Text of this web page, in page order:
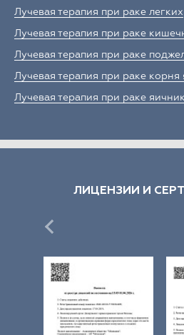
Лучевая терапия при раке легких
Лучевая терапия при раке
Лучевая терапия при раке
Лучевая терапия при раке корня
Лучевая терапия при раке
ЛИЦЕНЗИИ И